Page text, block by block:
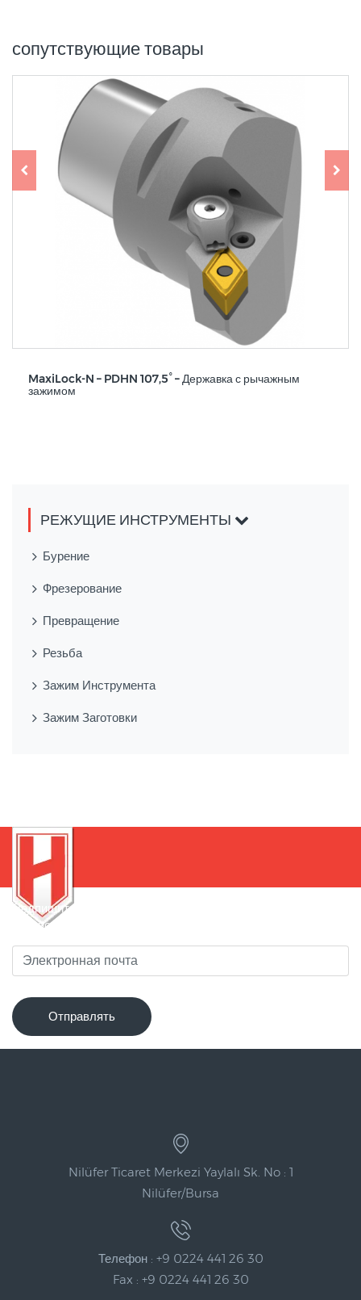
сопутствующие товары
MaxiLock-N – PDHN 107,5° – Державка с рычажным
зажимом
РЕЖУЩИЕ ИНСТРУМЕНТЫ
Бурение
Фрезерование
Превращение
Резьба
Зажим Инструмента
Зажим Заготовки
Подпишитесь на нашу рассылку, чтобы быть в курсе
новинок!
Отправлять
Nilüfer Ticaret Merkezi Yaylalı Sk. No : 1
Nilüfer/Bursa
Телефон : +9 0224 441 26 30
Fax : +9 0224 441 26 30